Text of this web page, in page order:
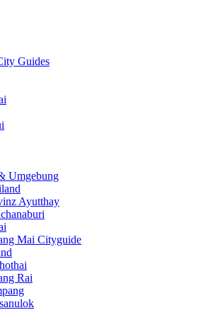
Guides
Umgebung
Ayutthay
Mai Cityguide
Rai